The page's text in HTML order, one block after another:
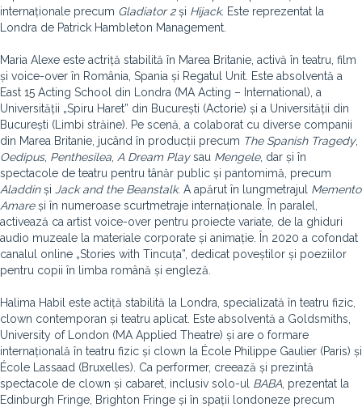
internaționale precum Gladiator 2și Hijack. Este reprezentat la
Londra de Patrick Hambleton Management.
Maria Alexe este actriță stabilită în Marea Britanie, activă în teatru, film
și voice-over în România, Spania și Regatul Unit. Este absolventă a
East 15 Acting School din Londra (MA Acting – International), a
Universității „Spiru Haret” din București (Actorie) și a Universității din
București (Limbi străine). Pe scenă, a colaborat cu diverse companii
din Marea Britanie, jucând în producții precum The Spanish Tragedy,
Oedipus, Penthesilea A Dream Playsau Mengele, dar și în
spectacole de teatru pentru tânăr public și pantomimă, precum
Aladdinși Jack and the Beanstalk. A apărut în lungmetrajul Memento
Amareși în numeroase scurtmetraje internaționale. În paralel,
activează ca artist voice-over pentru proiecte variate, de la ghiduri
audio muzeale la materiale corporate și animație. În 2020 a cofondat
canalul online „Stories with Tincuța”, dedicat poveștilor și poeziilor
pentru copii în limba română și engleză.
Halima Habil este actiță stabilită la Londra, specializată în teatru fizic,
clown contemporan și teatru aplicat. Este absolventă a Goldsmiths,
University of London (MA Applied Theatre) și are o formare
internațională în teatru fizic și clown la École Philippe Gaulier (Paris) și
École Lassaad (Bruxelles). Ca performer, creează și prezintă
spectacole de clown și cabaret, inclusiv solo-ul BABA , prezentat la
Edinburgh Fringe, Brighton Fringe și în spații londoneze precum